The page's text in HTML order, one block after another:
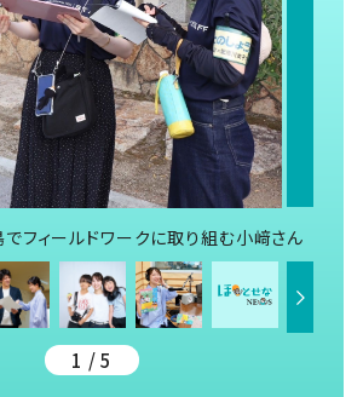
フィールドワークに取り組む小﨑さん
1 / 5